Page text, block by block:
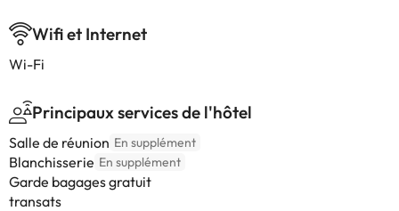
Wifi et Internet
Wi-Fi
Principaux services de l'hôtel
Salle de réunion En supplément
Blanchisserie En supplément
Garde bagages gratuit
transats